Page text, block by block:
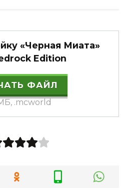
«Черная Миата»
Edition
ФАЙЛ
.mcworld